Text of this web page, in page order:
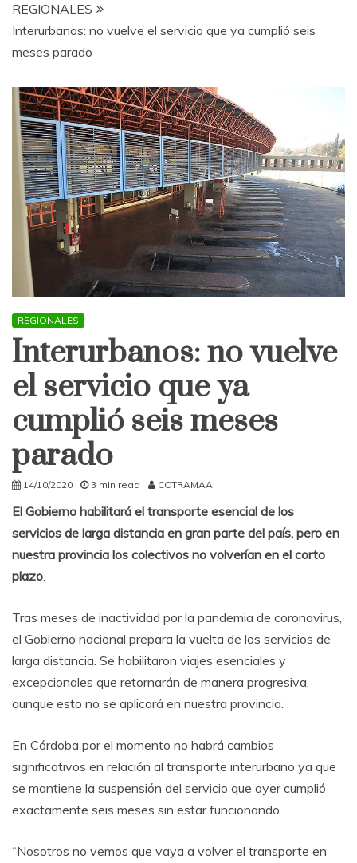
REGIONALES
Interurbanos: no vuelve el servicio que ya cumplió seis
meses parado
REGIONALES
Interurbanos: no vuelve
el servicio que ya
cumplió seis meses
parado
14/10/2020 3 min read COTRAMAA
El Gobierno habilitará el transporte esencial de los
servicios de larga distancia en gran parte del país, pero en
nuestra provincia los colectivos no volverían en el corto
plazo
Tras meses de inactividad por la pandemia de coronavirus,
el Gobierno nacional prepara la vuelta de los servicios de
larga distancia. Se habilitaron viajes esenciales y
excepcionales que retornarán de manera progresiva,
aunque esto no se aplicará en nuestra provincia.
En Córdoba por el momento no habrá cambios
significativos en relación al transporte interurbano ya que
se mantiene la suspensión del servicio que ayer cumplió
exactamente seis meses sin estar funcionando.
“Nosotros no vemos que vaya a volver el transporte en